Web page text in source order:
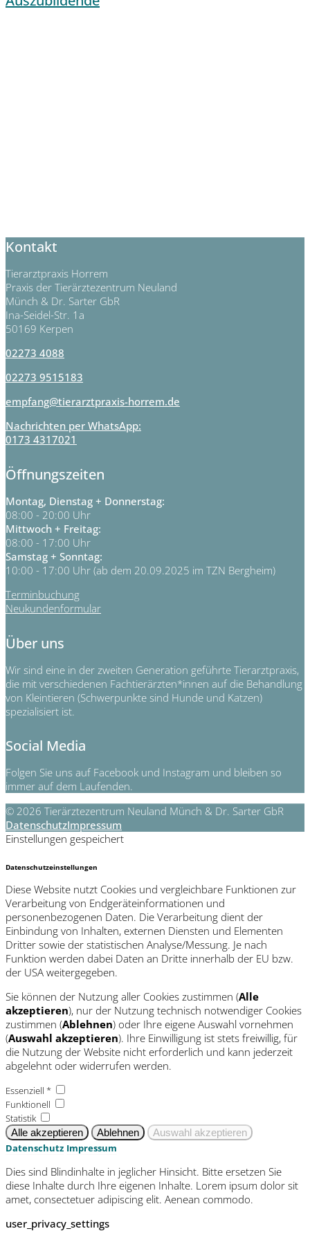
Kontakt
Tierarztpraxis Horrem
Praxis der Tierärztezentrum Neuland
Münch & Dr. Sarter GbR
Ina-Seidel-Str. 1a
50169 Kerpen
02273 4088
02273 9515183
empfang@tierarztpraxis-horrem.de
Nachrichten per WhatsApp:
0173 4317021
Öffnungszeiten
Montag, Dienstag + Donnerstag:
08:00 - 20:00 Uhr
Mittwoch + Freitag:
08:00 - 17:00 Uhr
Samstag + Sonntag:
10:00 - 17:00 Uhr (ab dem 20.09.2025 im TZN Bergheim)
Terminbuchung
Neukundenformular
Über uns
Wir sind eine in der zweiten Generation geführte Tierarztpraxis,
die mit verschiedenen Fachtierärzten*innen auf die Behandlung
von Kleintieren (Schwerpunkte sind Hunde und Katzen)
spezialisiert ist.
Social Media
Folgen Sie uns auf Facebook und Instagram und bleiben so
immer auf dem Laufenden.
© 2026 Tierärztezentrum Neuland Münch & Dr. Sarter GbR
DatenschutzImpressum
Einstellungen gespeichert
Datenschutzeinstellungen
Diese Website nutzt Cookies und vergleichbare Funktionen zur
Verarbeitung von Endgeräteinformationen und
personenbezogenen Daten. Die Verarbeitung dient der
Einbindung von Inhalten, externen Diensten und Elementen
Dritter sowie der statistischen Analyse/Messung. Je nach
Funktion werden dabei Daten an Dritte innerhalb der EU bzw.
der USA weitergegeben.
Sie können der Nutzung aller Cookies zustimmen (Alle
akzeptieren), nur der Nutzung technisch notwendiger Cookies
zustimmen (Ablehnen) oder Ihre eigene Auswahl vornehmen
(Auswahl akzeptieren). Ihre Einwilligung ist stets freiwillig, für
die Nutzung der Website nicht erforderlich und kann jederzeit
abgelehnt oder widerrufen werden.
Essenziell *
Funktionell
Statistik
Datenschutz Impressum
Dies sind Blindinhalte in jeglicher Hinsicht. Bitte ersetzen Sie
diese Inhalte durch Ihre eigenen Inhalte. Lorem ipsum dolor sit
amet, consectetuer adipiscing elit. Aenean commodo.
user_privacy_settings